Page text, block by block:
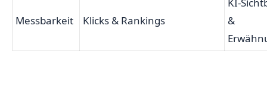
Messbarkeit Klicks & Rankings
&